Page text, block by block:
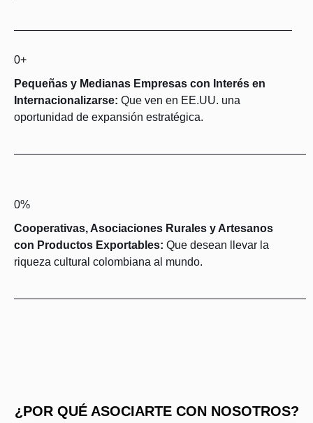
0+
Pequeñas y Medianas Empresas con Interés en
Internacionalizarse: Que ven en EE.UU. una
oportunidad de expansión estratégica.
0%
Cooperativas, Asociaciones Rurales y Artesanos
con Productos Exportables: Que desean llevar la
riqueza cultural colombiana al mundo.
¿POR QUÉ ASOCIARTE CON NOSOTROS?